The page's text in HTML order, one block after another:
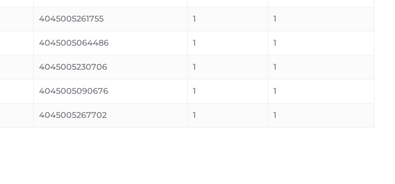
4045005261755 1 1
4045005064486 1 1
4045005230706 1 1
4045005090676 1 1
4045005267702 1 1